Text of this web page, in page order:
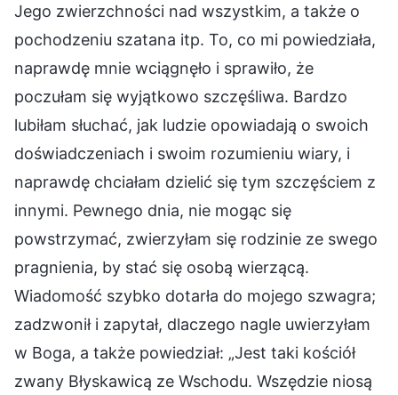
Jego zwierzchności nad wszystkim, a także o
pochodzeniu szatana itp. To, co mi powiedziała,
naprawdę mnie wciągnęło i sprawiło, że
poczułam się wyjątkowo szczęśliwa. Bardzo
lubiłam słuchać, jak ludzie opowiadają o swoich
doświadczeniach i swoim rozumieniu wiary, i
naprawdę chciałam dzielić się tym szczęściem z
innymi. Pewnego dnia, nie mogąc się
powstrzymać, zwierzyłam się rodzinie ze swego
pragnienia, by stać się osobą wierzącą.
Wiadomość szybko dotarła do mojego szwagra;
zadzwonił i zapytał, dlaczego nagle uwierzyłam
w Boga, a także powiedział: „Jest taki kościół
zwany Błyskawicą ze Wschodu. Wszędzie niosą